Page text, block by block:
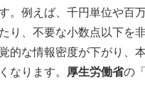
。例えば、千円単位や百
り、不要な小数点以下を
的な情報密度が下がり、
なります。
厚生労働省の